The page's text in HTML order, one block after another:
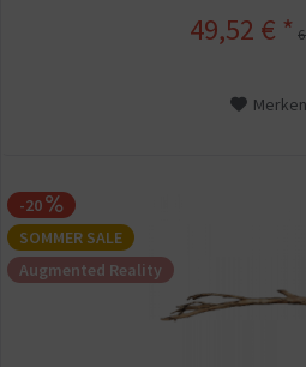
49,52 € *
Merken
-20
SOMMER SALE
Augmented Reality